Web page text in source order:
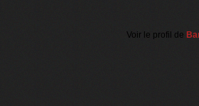
Voir le profil de